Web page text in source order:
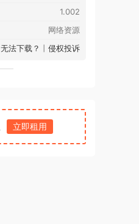
1.002
网络资源
无法下载？ 丨 侵权投诉
立即租用